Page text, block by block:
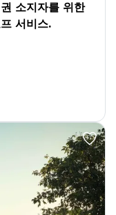
소지자를 위한
서비스.